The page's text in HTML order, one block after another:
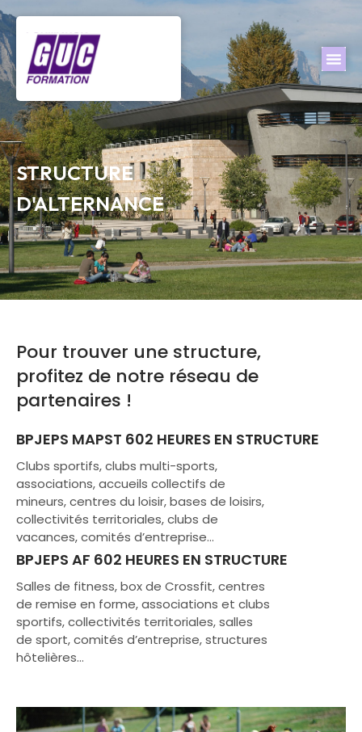
STRUCTURE
D'ALTERNANCE
Pour trouver une structure,
profitez de notre réseau de
partenaires !
BPJEPS MAPST 602 HEURES EN STRUCTURE
Clubs sportifs, clubs multi-sports,
associations, accueils collectifs de
mineurs, centres du loisir, bases de loisirs,
collectivités territoriales, clubs de
vacances, comités d’entreprise…
BPJEPS AF 602 HEURES EN STRUCTURE
Salles de fitness, box de Crossfit, centres
de remise en forme, associations et clubs
sportifs, collectivités territoriales, salles
de sport, comités d’entreprise, structures
hôtelières…